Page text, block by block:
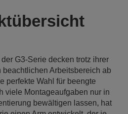
G3-Serie decken trotz ihrer
Arbeitsbereich ab
perfekte Wahl für beengte
viele Montageaufgaben nur in
bewältigen lassen, hat